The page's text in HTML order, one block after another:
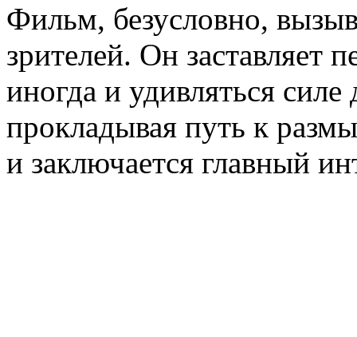
Фильм, безусловно,
зрителей. Он заставляет
иногда и удивляться силе
прокладывая путь к
и заключается главный